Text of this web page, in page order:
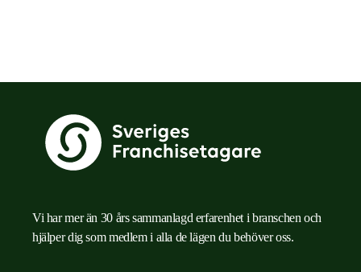
Vi har mer än 30 års sammanlagd erfarenhet i branschen och
hjälper dig som medlem i alla de lägen du behöver oss.